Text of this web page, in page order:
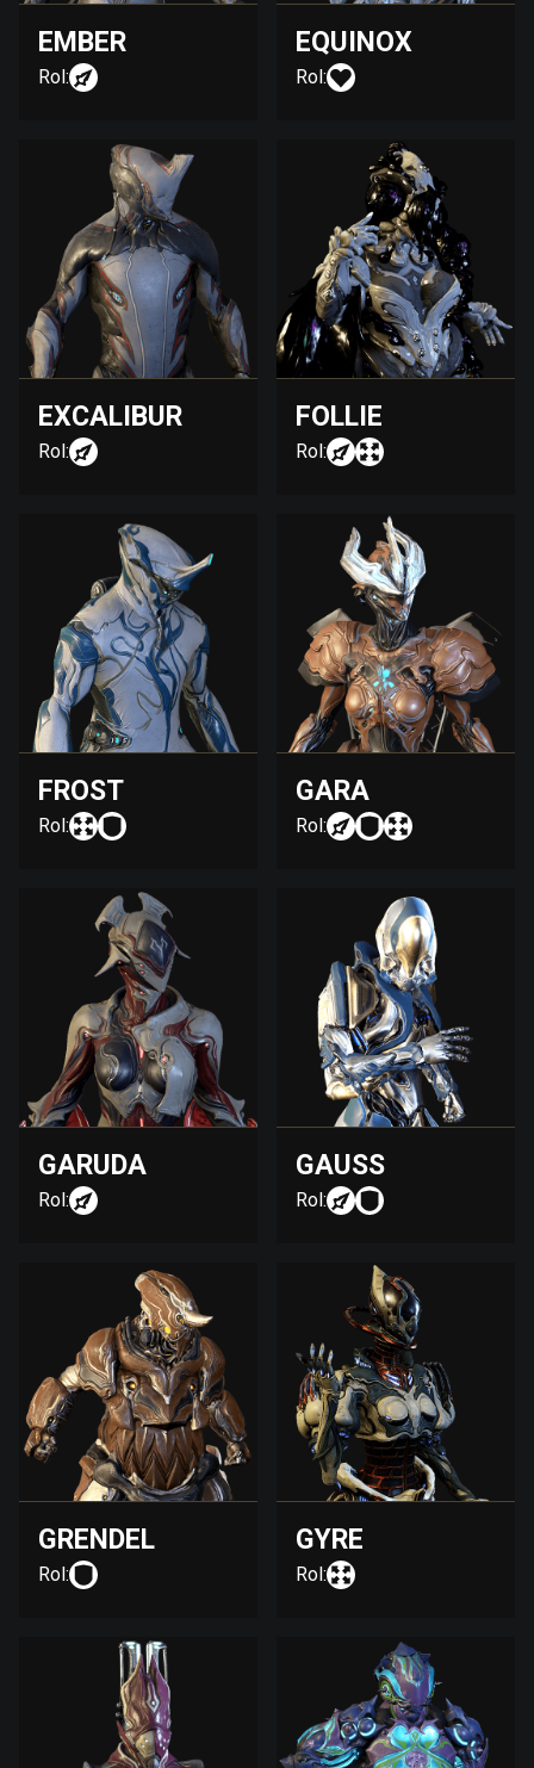
EMBER
Rol:
EQUINOX
Rol:
EXCALIBUR
Rol:
FOLLIE
Rol:
FROST
Rol:
GARA
Rol:
GARUDA
Rol:
GAUSS
Rol:
GRENDEL
Rol:
GYRE
Rol: